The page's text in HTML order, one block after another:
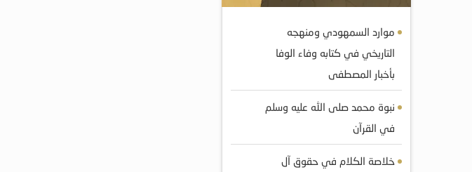
موارد السمهودي ومنهجه
التاريخي في كتابه وفاء الوفا
بأخبار المصطفى
نبوة محمد صلى الله عليه وسلم
في القرآن
خلاصة الكلام في حقوق آل